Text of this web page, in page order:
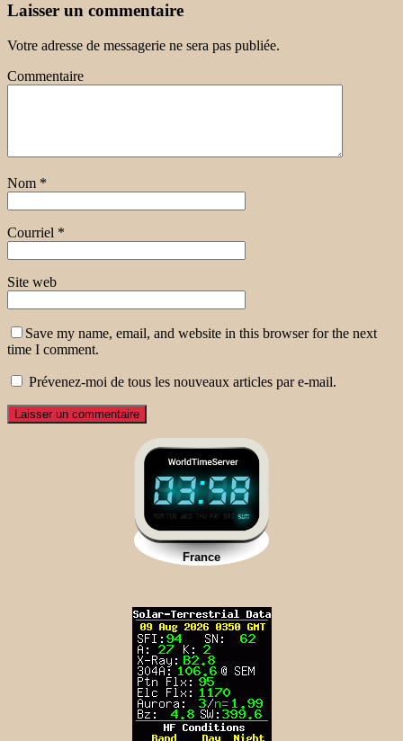
Laisser un commentaire
Votre adresse de messagerie ne sera pas publiée.
Commentaire
Nom *
Courriel *
Site web
Save my name, email, and website in this browser for the next
time I comment.
Prévenez-moi de tous les nouveaux articles par e-mail.